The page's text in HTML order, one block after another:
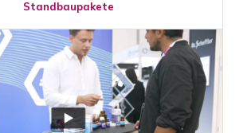
Standbaupakete